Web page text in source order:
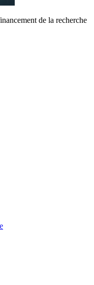
de la recherche